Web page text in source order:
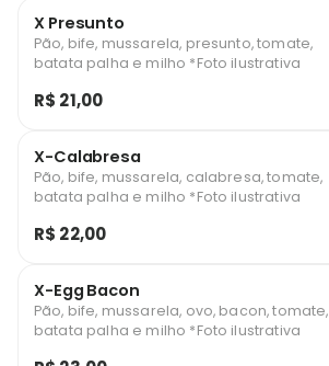
X Presunto
Pão, bife, mussarela, presunto, tomate,
batata palha e milho *Foto ilustrativa
R$ 21,00
X-Calabresa
Pão, bife, mussarela, calabresa, tomate,
batata palha e milho *Foto ilustrativa
R$ 22,00
X-Egg Bacon
Pão, bife, mussarela, ovo, bacon, tomate,
batata palha e milho *Foto ilustrativa